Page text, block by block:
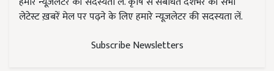
लेटेस्ट ख़बरें मेल पर पढ़ने के लिए हमारे न्यूज़लेटर की सदस्यता लें.
Subscribe Newsletters